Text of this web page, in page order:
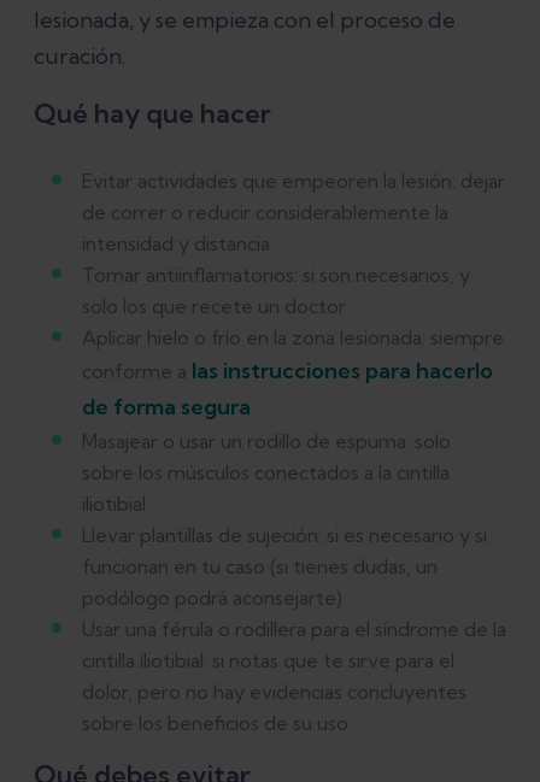
lesionada, y se empieza con el proceso de
curación.
Qué hay que hacer
Evitar actividades que empeoren la lesión: dejar
de correr o reducir considerablemente la
intensidad y distancia
Tomar antiinflamatorios: si son necesarios, y
solo los que recete un doctor
Aplicar hielo o frío en la zona lesionada: siempre
conforme a las instrucciones para hacerlo
de forma segura
Masajear o usar un rodillo de espuma: solo
sobre los músculos conectados a la cintilla
iliotibial
Llevar plantillas de sujeción: si es necesario y si
funcionan en tu caso (si tienes dudas, un
podólogo podrá aconsejarte)
Usar una férula o rodillera para el síndrome de la
cintilla iliotibial: si notas que te sirve para el
dolor, pero no hay evidencias concluyentes
sobre los beneficios de su uso